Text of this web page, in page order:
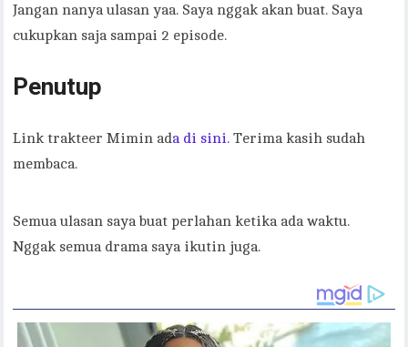
Jangan nanya ulasan yaa. Saya nggak akan buat. Saya
cukupkan saja sampai 2 episode.
Penutup
Link trakteer Mimin ada di sini. Terima kasih sudah
membaca.
Semua ulasan saya buat perlahan ketika ada waktu.
Nggak semua drama saya ikutin juga.